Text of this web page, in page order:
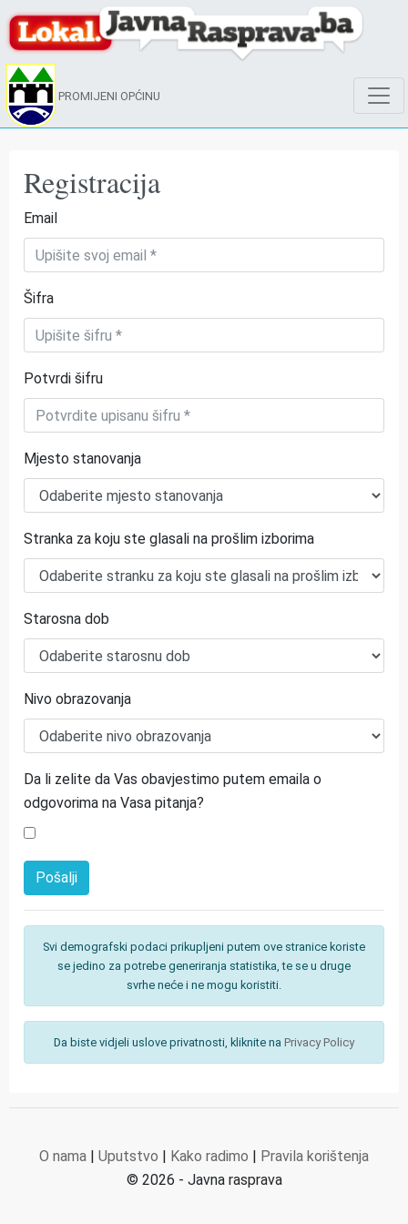
PROMIJENI OPĆINU
Registracija
Email
Šifra
Potvrdi šifru
Mjesto stanovanja
Stranka za koju ste glasali na prošlim izborima
Starosna dob
Nivo obrazovanja
Da li zelite da Vas obavjestimo putem emaila o
odgovorima na Vasa pitanja?
Svi demografski podaci prikupljeni putem ove stranice koriste
se jedino za potrebe generiranja statistika, te se u druge
svrhe neće i ne mogu koristiti.
Da biste vidjeli uslove privatnosti, kliknite na Privacy Policy
O nama | Uputstvo | Kako radimo | Pravila korištenja
© 2026 - Javna rasprava